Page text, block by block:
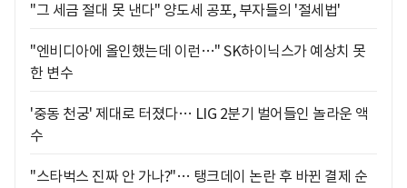
"그 세금 절대 못 낸다" 양도세 공포, 부자들의 '절세법'
"엔비디아에 올인했는데 이런…" SK하이닉스가 예상치 못
한 변수
'중동 천궁' 제대로 터졌다… LIG 2분기 벌어들인 놀라운 액
수
"스타벅스 진짜 안 가나?"… 탱크데이 논란 후 바뀐 결제 순